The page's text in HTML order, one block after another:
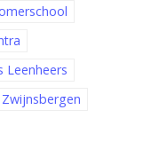
Leenheers
Zwijnsbergen